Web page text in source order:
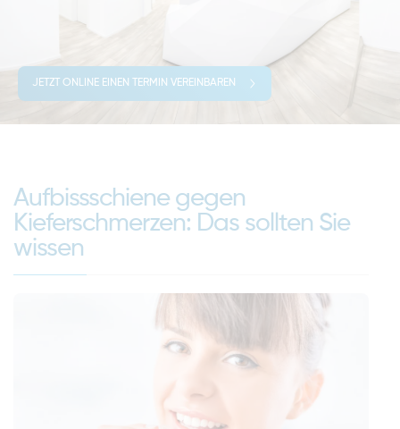
JETZT ONLINE EINEN TERMIN VEREINBAREN
Aufbissschiene gegen
Kieferschmerzen: Das sollten Sie
wissen